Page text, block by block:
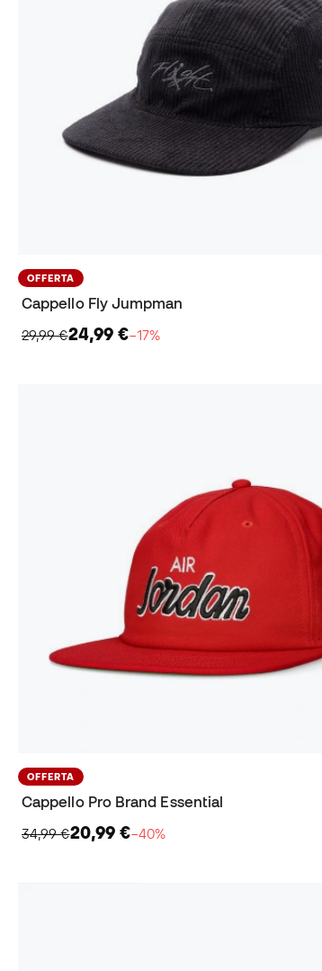
OFFERTA
Cappello Fly Jumpman
29,99 €24,99 €−17%
OFFERTA
Cappello Pro Brand Essential
34,99 €20,99 €−40%